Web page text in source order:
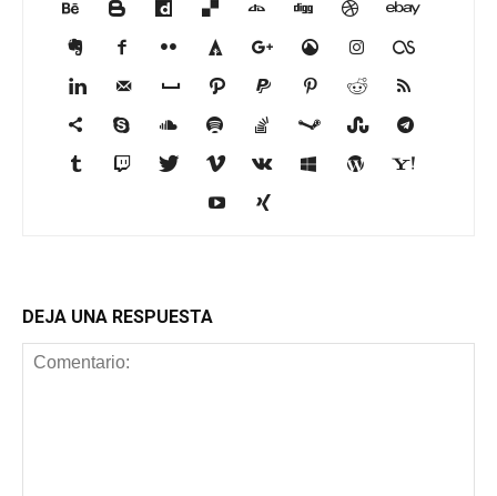
DEJA UNA RESPUESTA